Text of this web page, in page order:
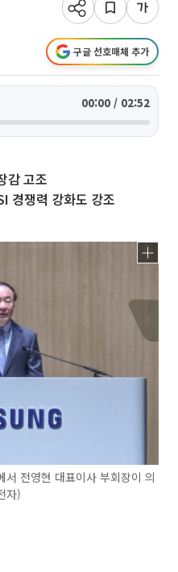
구글 선호매체 추가
00:00 / 02:52
감 고조
경쟁력 강화도 강조
전영현 대표이사 부회장이 의
자)